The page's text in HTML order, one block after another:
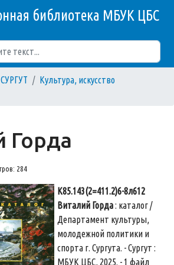
библиотека МБУК ЦБС
СУРГУТ
Культура, искусство
Горда
284
К85.143(2=411.2)6-8л612
Виталий Горда: каталог /
Департамент культуры,
молодежной политики и
спорта г. Сургута. - Сургут :
МБУК ЦБС, 2025. - 1 файл